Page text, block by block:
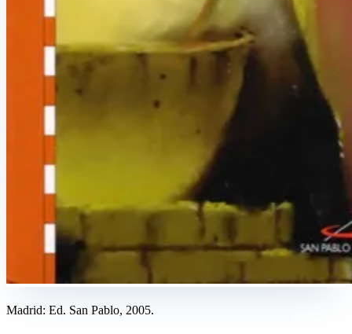
Madrid: Ed. San Pablo, 2005.